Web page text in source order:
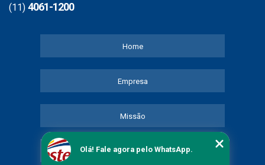
(11) 4061-1200
Home
Empresa
Missão
Serviços
Olá! Fale agora pelo WhatsApp.